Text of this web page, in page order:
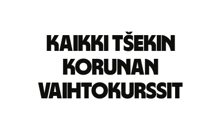
Kaikki Tšekin
korunan
vaihtokurssit